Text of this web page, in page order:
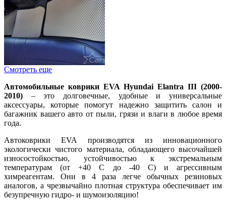
Смотреть еще
Автомобильные коврики EVA Hyundai Elantra III (2000-
2010) – это долговечные, удобные и универсальные
аксессуары, которые помогут надежно защитить салон и
багажник вашего авто от пыли, грязи и влаги в любое время
года.
Автоковрики EVA производятся из инновационного
экологически чистого материала, обладающего высочайшей
износостойкостью, устойчивостью к экстремальным
температурам (от +40 С до -40 С) и агрессивным
химреагентам. Они в 4 раза легче обычных резиновых
аналогов, а чрезвычайно плотная структура обеспечивает им
безупречную гидро- и шумоизоляцию!